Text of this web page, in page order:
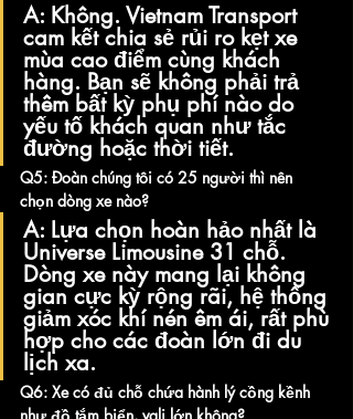
A: Không. Vietnam Transport
cam kết chia sẻ rủi ro kẹt xe
mùa cao điểm cùng khách
hàng. Bạn sẽ không phải trả
thêm bất kỳ phụ phí nào do
yếu tố khách quan như tắc
đường hoặc thời tiết.
Q5: Đoàn chúng tôi có 25 người thì nên
chọn dòng xe nào?
A: Lựa chọn hoàn hảo nhất là
Universe Limousine 31 chỗ.
Dòng xe này mang lại không
gian cực kỳ rộng rãi, hệ thống
giảm xóc khí nén êm ái, rất phù
hợp cho các đoàn lớn đi du
lịch xa.
Q6: Xe có đủ chỗ chứa hành lý cồng kềnh